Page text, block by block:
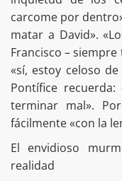
carcome por
matar a David».
Francisco –
«sí, estoy celoso
Pontífice
terminar mal».
fácilmente «con la
El envidioso
realidad